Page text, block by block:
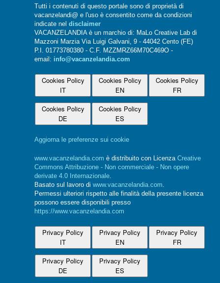
Tutti i contenuti di questo portale sono di proprietà di
vacanzelandi@ e l'uso è consentito come da condizioni
indicate nel disclaimer
VACANZELANDIA è un marchio di: MaLo Creative Lab di
Mazzoni Marzia Via Luigi Galvani, 9 - 44042 Cento (FE)
P.I. 01773780380 - C.F. MZZMRZ66M70C469O -
email: info@vacanzelandia.com
Cookies Policy
IT
Cookies Policy
EN
Cookies Policy
FR
Cookies Policy
DE
Cookies Policy
ES
Aggiorna le preferenze sui cookie
www.vacanzelandia.com è distribuito con Licenza Creative
Commons Attribuzione - Non commerciale - Non opere
derivate 4.0 Internazionale.
Basato sul lavoro di www.vacanzelandia.com.
Permessi ulteriori rispetto alle finalità della presente licenza
possono essere disponibili presso
https://www.vacanzelandia.com
Privacy Policy
IT
Privacy Policy
EN
Privacy Policy
FR
Privacy Policy
DE
Privacy Policy
ES